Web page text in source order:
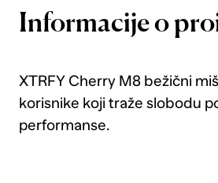
Informacije o
XTRFY Cherry M8 bežični
korisnike koji traže slobodu
performanse.